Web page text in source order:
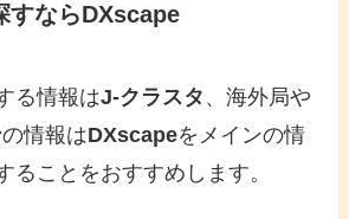
すならDXscape
る情報はJ-クラスタ 、海外局や
の情報はDXscapeをメインの情
ることをおすすめします。